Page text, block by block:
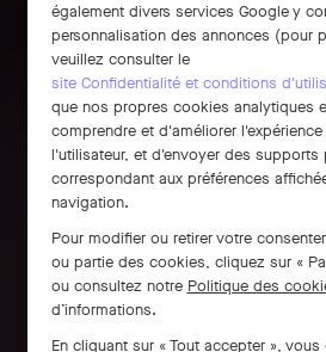
également divers services Google y
personnalisation des annonces (pour
veuillez consulter le
site Confidentialité et conditions
que nos propres cookies analytiques
comprendre et d'améliorer
l'utilisateur, et d'envoyer des supports
correspondant aux préférences
navigation.
Pour modifier ou retirer votre
ou partie des cookies, cliquez sur «
ou consultez notre Politique des
d’informations.
En cliquant sur « Tout accepter »,